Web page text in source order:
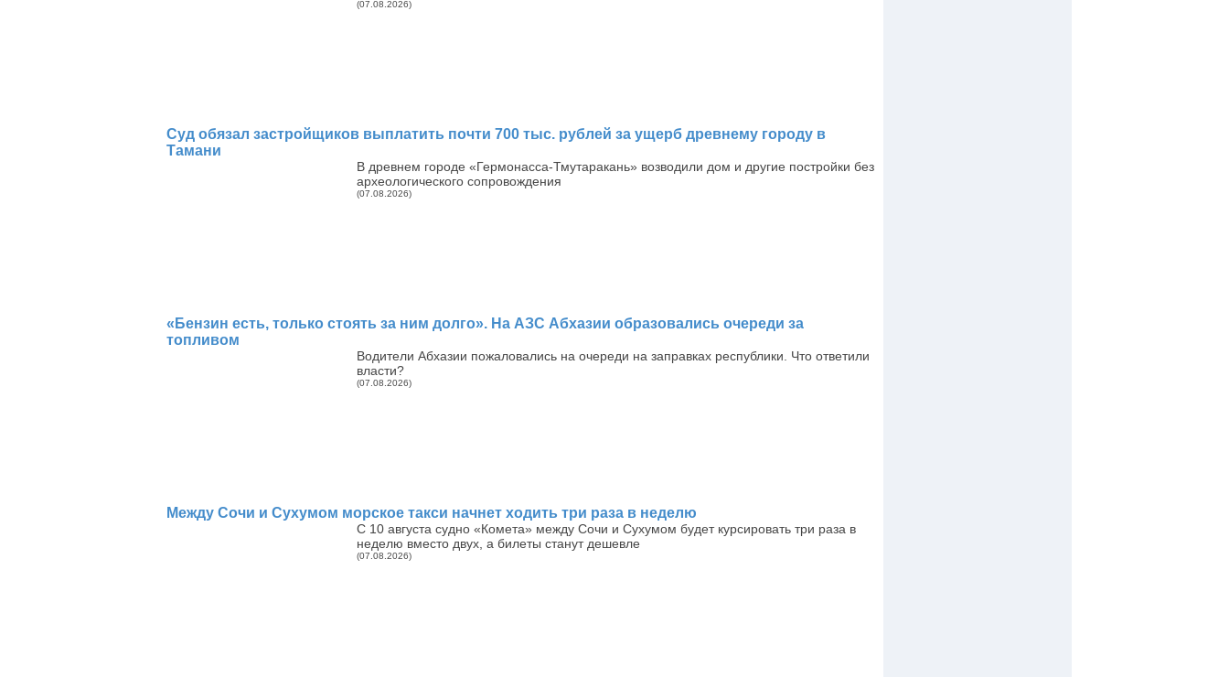
(07.08.2026)
Суд обязал застройщиков выплатить почти 700 тыс. рублей за ущерб древнему городу в
Тамани
В древнем городе «Гермонасса-Тмутаракань» возводили дом и другие постройки без
археологического сопровождения
(07.08.2026)
«Бензин есть, только стоять за ним долго». На АЗС Абхазии образовались очереди за
топливом
Водители Абхазии пожаловались на очереди на заправках республики. Что ответили
власти?
(07.08.2026)
Между Сочи и Сухумом морское такси начнет ходить три раза в неделю
С 10 августа судно «Комета» между Сочи и Сухумом будет курсировать три раза в
неделю вместо двух, а билеты станут дешевле
(07.08.2026)